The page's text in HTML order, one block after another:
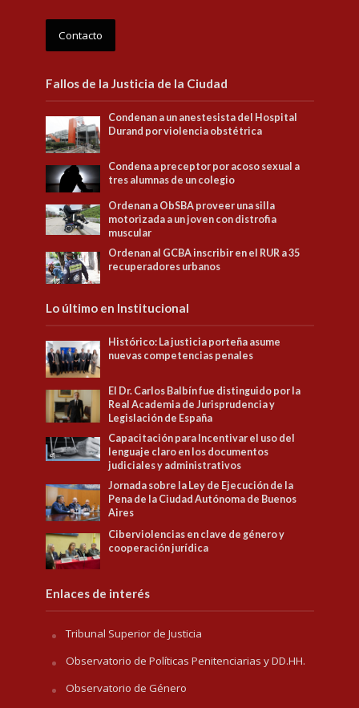
Contacto
Fallos de la Justicia de la Ciudad
Condenan a un anestesista del Hospital
Durand por violencia obstétrica
Condena a preceptor por acoso sexual a
tres alumnas de un colegio
Ordenan a ObSBA proveer una silla
motorizada a un joven con distrofia
muscular
Ordenan al GCBA inscribir en el RUR a 35
recuperadores urbanos
Lo último en Institucional
Histórico: La justicia porteña asume
nuevas competencias penales
El Dr. Carlos Balbín fue distinguido por la
Real Academia de Jurisprudencia y
Legislación de España
Capacitación para Incentivar el uso del
lenguaje claro en los documentos
judiciales y administrativos
Jornada sobre la Ley de Ejecución de la
Pena de la Ciudad Autónoma de Buenos
Aires
Ciberviolencias en clave de género y
cooperación jurídica
Enlaces de interés
Tribunal Superior de Justicia
Observatorio de Políticas Penitenciarias y DD.HH.
Observatorio de Género